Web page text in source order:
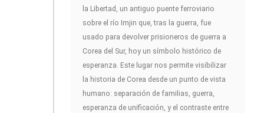
la Libertad, un antiguo puente ferroviario
sobre el río Imjin que, tras la guerra, fue
usado para devolver prisioneros de guerra a
Corea del Sur, hoy un símbolo histórico de
esperanza. Este lugar nos permite visibilizar
la historia de Corea desde un punto de vista
humano: separación de familias, guerra,
esperanza de unificación, y el contraste entre